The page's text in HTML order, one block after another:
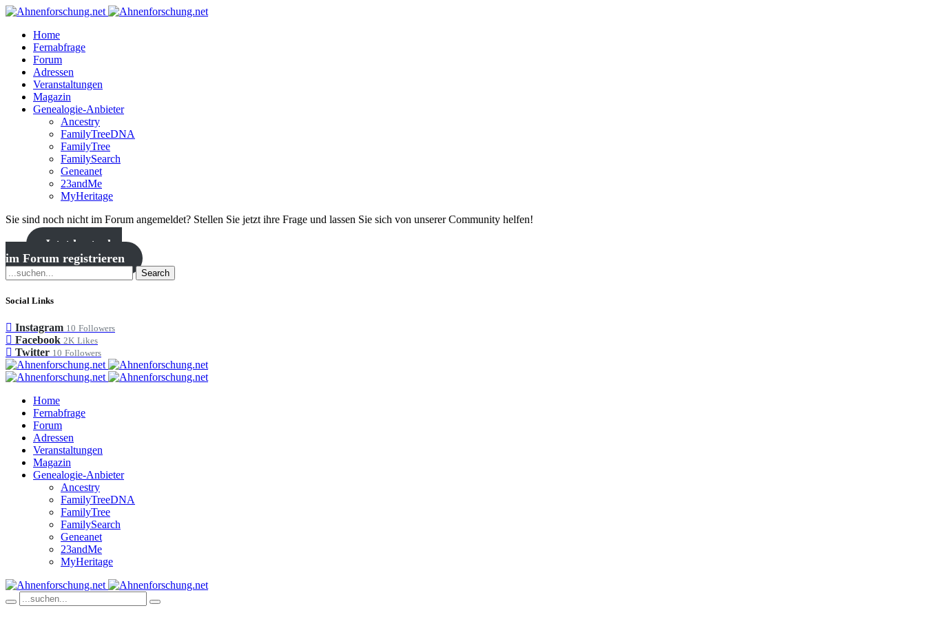
Home
Fernabfrage
Forum
Adressen
Veranstaltungen
Magazin
Genealogie-Anbieter
Ancestry
FamilyTreeDNA
FamilyTree
FamilySearch
Geneanet
23andMe
MyHeritage
Sie sind noch nicht im Forum angemeldet? Stellen Sie jetzt ihre Frage und lassen Sie sich von unserer Community helfen!
Jetzt kostenlos
im Forum registrieren
Search
Social Links
Instagram 10 Followers
Facebook 2K Likes
Twitter 10 Followers
Home
Fernabfrage
Forum
Adressen
Veranstaltungen
Magazin
Genealogie-Anbieter
Ancestry
FamilyTreeDNA
FamilyTree
FamilySearch
Geneanet
23andMe
MyHeritage